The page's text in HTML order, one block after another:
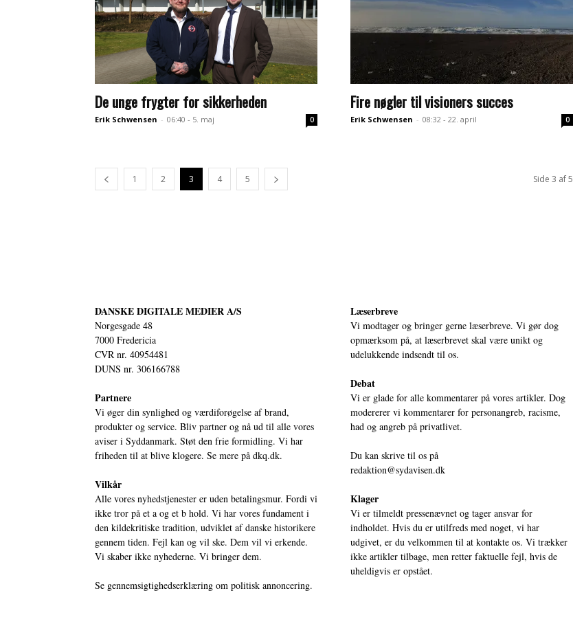
De unge frygter for sikkerheden
Erik Schwensen - 06:40 - 5. maj 0
Fire nøgler til visioners succes
Erik Schwensen - 08:32 - 22. april 0
1 2 3 4 5 Side 3 af 5
DANSKE DIGITALE MEDIER A/S
Norgesgade 48
7000 Fredericia
CVR nr. 40954481
DUNS nr. 306166788
Partnere
Vi øger din synlighed og værdiforøgelse af brand,
produkter og service. Bliv partner og nå ud til alle vores
aviser i Syddanmark. Støt den frie formidling. Vi har
friheden til at blive klogere. Se mere på dkq.dk.
Vilkår
Alle vores nyhedstjenester er uden betalingsmur. Fordi vi
ikke tror på et a og et b hold. Vi har vores fundament i
den kildekritiske tradition, udviklet af danske historikere
gennem tiden. Fejl kan og vil ske. Dem vil vi erkende.
Vi skaber ikke nyhederne. Vi bringer dem.
Se gennemsigtighedserklæring om politisk annoncering.
Læserbreve
Vi modtager og bringer gerne læserbreve. Vi gør dog
opmærksom på, at læserbrevet skal være unikt og
udelukkende indsendt til os.
Debat
Vi er glade for alle kommentarer på vores artikler. Dog
modererer vi kommentarer for personangreb, racisme,
had og angreb på privatlivet.
Du kan skrive til os på
redaktion@sydavisen.dk
Klager
Vi er tilmeldt pressenævnet og tager ansvar for
indholdet. Hvis du er utilfreds med noget, vi har
udgivet, er du velkommen til at kontakte os. Vi trækker
ikke artikler tilbage, men retter faktuelle fejl, hvis de
uheldigvis er opstået.